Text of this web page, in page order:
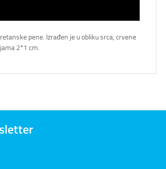
pene. Izrađen je u obliku srca, crvene
2*1 cm.